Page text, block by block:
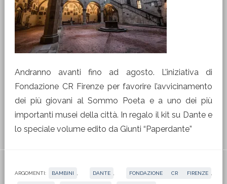
Andranno avanti fino ad agosto. L’iniziativa di
Fondazione CR Firenze per favorire l’avvicinamento
dei più giovani al Sommo Poeta e a uno dei più
importanti musei della città. In regalo il kit su Dante e
lo speciale volume edito da Giunti “Paperdante”
ARGOMENTI: BAMBINI DANTE FONDAZIONE CR FIRENZE